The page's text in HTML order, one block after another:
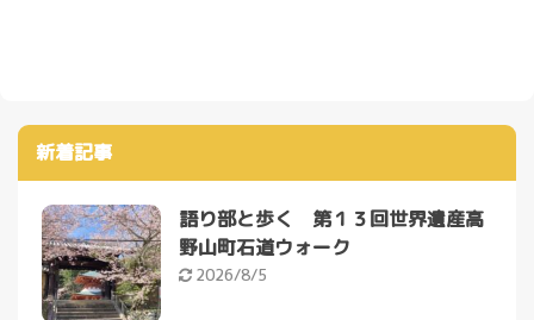
新着記事
語り部と歩く 第１３回世界遺産高
野山町石道ウォーク
2026/8/5